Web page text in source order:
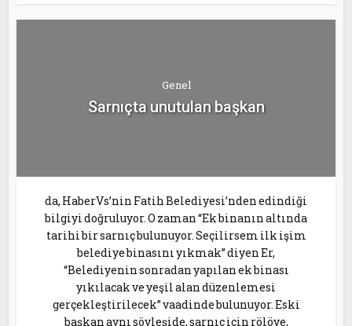
Genel
Sarnıçta unutulan başkan
da, HaberVs’nin Fatih Belediyesi’nden edindiği
bilgiyi doğruluyor. O zaman “Ek binanın altında
tarihi bir sarnıç bulunuyor. Seçilirsem ilk işim
belediye binasını yıkmak” diyen Er,
“Belediyenin sonradan yapılan ek binası
yıkılacak ve yeşil alan düzenlemesi
gerçekleştirilecek” vaadinde bulunuyor. Eski
başkan aynı söyleşide, sarnıç için rölöve,